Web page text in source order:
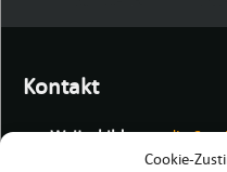
Cookie-
Kontakt
meWeiterbildung–die